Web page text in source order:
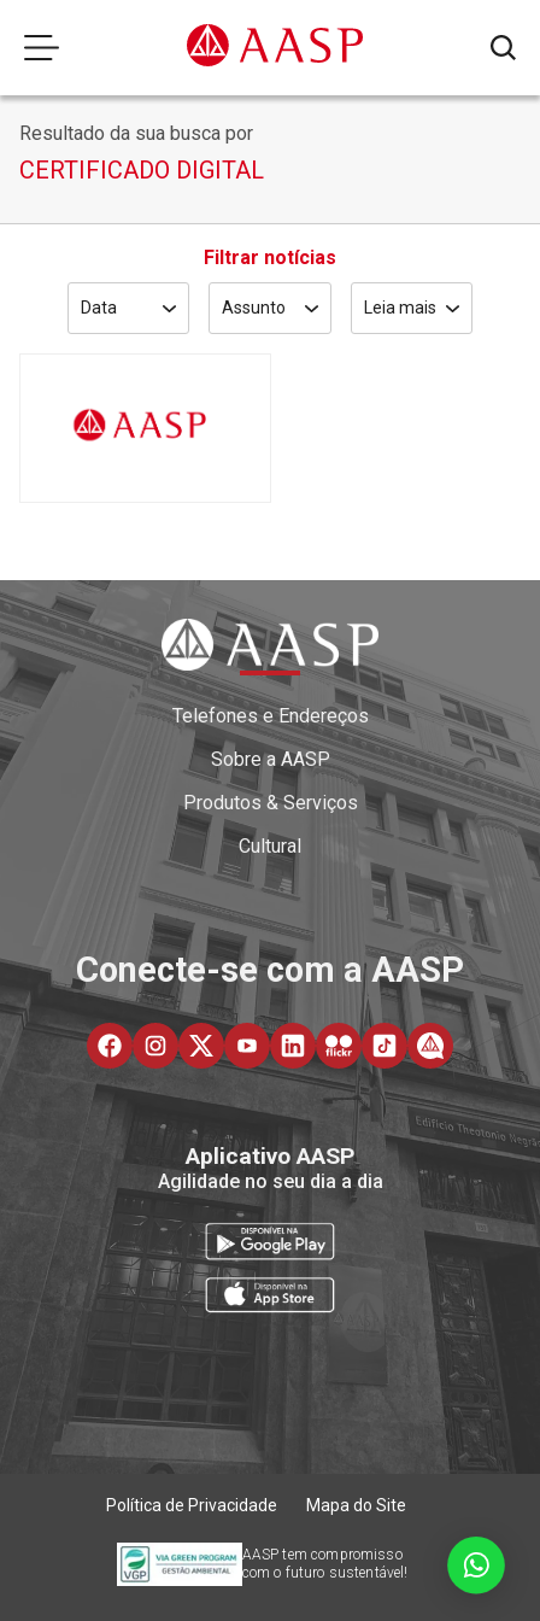
Resultado da sua busca por
CERTIFICADO DIGITAL
Filtrar notícias
Data Assunto Leia mais
Telefones e Endereços
Sobre a AASP
Produtos & Serviços
Cultural
Conecte-se com a AASP
Aplicativo AASP
Agilidade no seu dia a dia
Política de Privacidade Mapa do Site
AASP tem compromisso
com o futuro sustentável!